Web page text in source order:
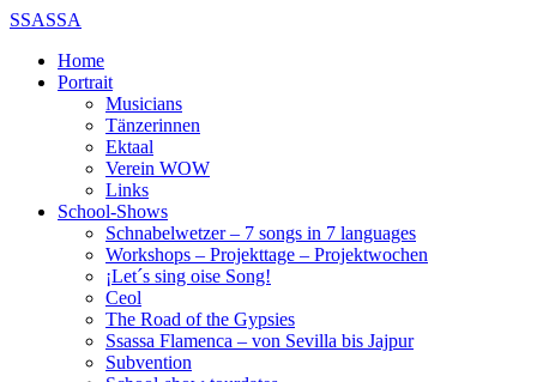
SSASSA
Home
Portrait
Musicians
Tänzerinnen
Ektaal
Verein WOW
Links
School-Shows
Schnabelwetzer – 7 songs in 7 languages
Workshops – Projekttage – Projektwochen
¡Let´s sing oise Song!
Ceol
The Road of the Gypsies
Ssassa Flamenca – von Sevilla bis Jajpur
Subvention